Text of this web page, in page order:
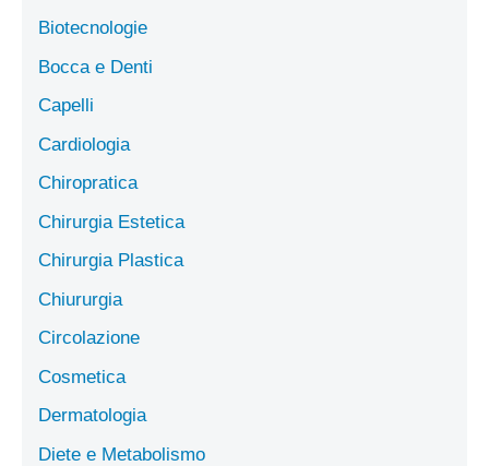
Biotecnologie
Bocca e Denti
Capelli
Cardiologia
Chiropratica
Chirurgia Estetica
Chirurgia Plastica
Chiururgia
Circolazione
Cosmetica
Dermatologia
Diete e Metabolismo